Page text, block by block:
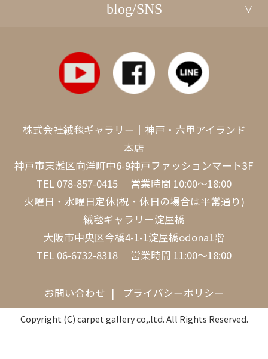
blog/SNS
株式会社絨毯ギャラリー｜神戸・六甲アイランド
本店
神戸市東灘区向洋町中6-9神戸ファッションマート3F
TEL 078-857-0415 営業時間 10:00～18:00
火曜日・水曜日定休(祝・休日の場合は平常通り)
絨毯ギャラリー淀屋橋
大阪市中央区今橋4-1-1淀屋橋odona1階
TEL 06-6732-8318 営業時間 11:00～18:00
お問い合わせ プライバシーポリシー
Copyright (C) carpet gallery co,.ltd. All Rights Reserved.